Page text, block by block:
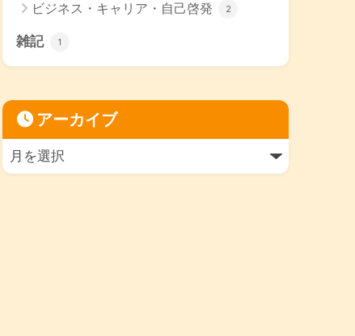
ビジネス・キャリア・自己啓発 2
雑記 1
アーカイブ